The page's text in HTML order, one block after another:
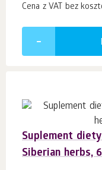
Cena z VAT bez
Suplement
Siberian herbs,